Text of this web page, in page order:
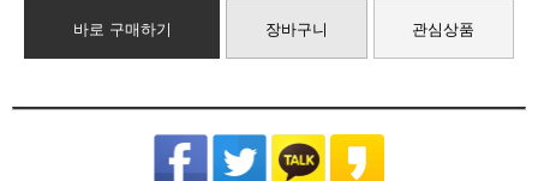
바로 구매하기 장바구니 관심상품